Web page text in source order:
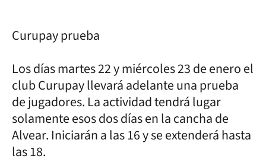
Curupay prueba
Los días martes 22 y miércoles 23 de enero el
club Curupay llevará adelante una prueba
de jugadores. La actividad tendrá lugar
solamente esos dos días en la cancha de
Alvear. Iniciarán a las 16 y se extenderá hasta
las 18.